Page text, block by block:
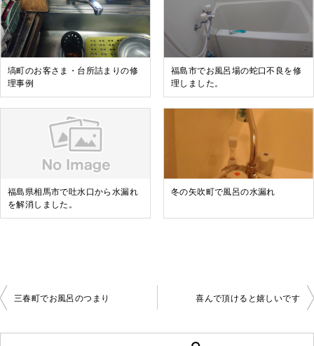
塙町のお客さま・台所詰まりの修
理事例
福島市でお風呂場の蛇口不良を修
理しました。
福島県相馬市で吐水口から水漏れ
を解消しました。
冬の矢吹町で風呂の水漏れ
投
三春町でお風呂のつまり 喜んで頂けると嬉しいです